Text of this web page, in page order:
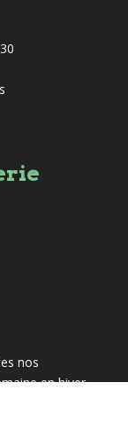
nos
en hiver